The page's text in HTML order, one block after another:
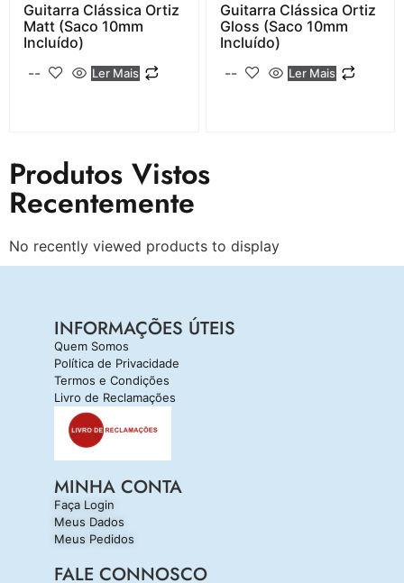
Guitarra Clássica Ortiz
Matt (saco 10mm
Incluído)
--
Ler Mais
Guitarra Clássica Ortiz
Gloss (saco 10mm
Incluído)
--
Ler Mais
Produtos Vistos
Recentemente
No recently viewed products to display
INFORMAÇÕES ÚTEIS
Quem Somos
Política de Privacidade
Termos e Condições
Livro de Reclamações
MINHA CONTA
Faça Login
Meus Dados
Meus Pedidos
FALE CONNOSCO